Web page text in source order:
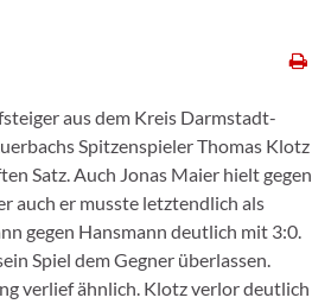
aus dem Kreis Darmstadt-
Spitzenspieler Thomas Klotz
Satz. Auch Jonas Maier hielt gegen
auch er musste letztendlich als
gegen Hansmann deutlich mit 3:0.
Spiel dem Gegner überlassen.
verlief ähnlich. Klotz verlor deutlich